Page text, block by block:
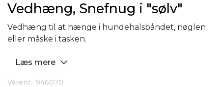
Vedhæng, Snefnug i "sølv"
Vedhæng til at hænge i hundehalsbåndet, nøglen
eller måske i tasken.
Læs mere
Varenr.: 946070